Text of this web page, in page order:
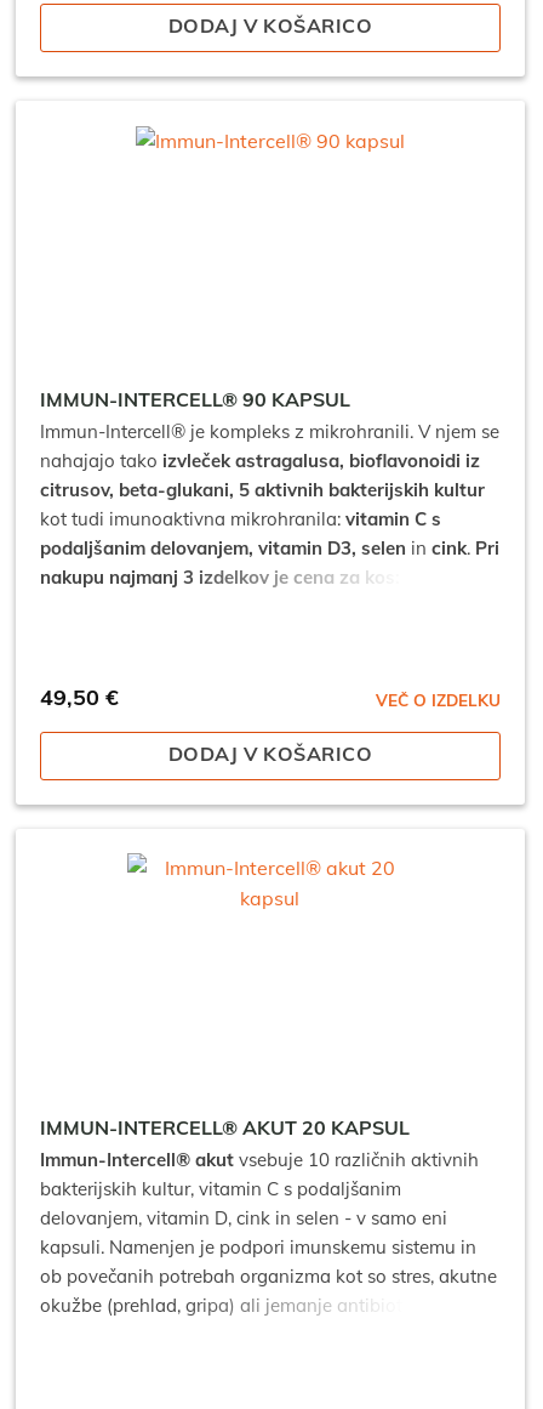
DODAJ V KOŠARICO
IMMUN-INTERCELL® 90 KAPSUL
Immun-Intercell® je kompleks z mikrohranili. V njem se
nahajajo tako izvleček astragalusa, bioflavonoidi iz
citrusov, beta-glukani, 5 aktivnih bakterijskih kultur
kot tudi imunoaktivna mikrohranila: vitamin C s
podaljšanim delovanjem, vitamin D3, selen in cink. Pri
nakupu najmanj 3 izdelkov je cena za kos: 44,55 €*
49,50 € VEČ O IZDELKU
DODAJ V KOŠARICO
IMMUN-INTERCELL® AKUT 20 KAPSUL
Immun-Intercell® akutvsebuje 10 različnih aktivnih
bakterijskih kultur, vitamin C s podaljšanim
delovanjem, vitamin D, cink in selen - v samo eni
kapsuli. Namenjen je podpori imunskemu sistemu in
ob povečanih potrebah organizma kot so stres, akutne
okužbe (prehlad, gripa) ali jemanje antibiotikov.